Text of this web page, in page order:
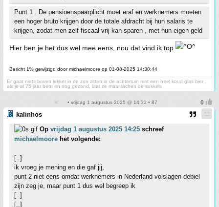
Punt 1 . De pensioenspaarplicht moet eraf en werknemers moeten
een hoger bruto krijgen door de totale afdracht bij hun salaris te
krijgen, zodat men zelf fiscaal vrij kan sparen , met hun eigen geld
Hier ben je het dus wel mee eens, nou dat vind ik top
Bericht 1% gewijzigd door michaelmoore op 01-08-2025 14:30:44
Er gaat niets boven lekker in de zon zitten in de achtertuin met een heel koud glas bier ,
als je al 75 jaar bent en nog gezond, laat ze maar lachen de sukkels
• vrijdag 1 augustus 2025 @ 14:33 • 87
kalinhos
Op vrijdag 1 augustus 2025 14:25 schreef
michaelmoore het volgende:
[..]
ik vroeg je mening en die gaf jij,
punt 2 niet eens omdat werknemers in Nederland volslagen debiel
zijn zeg je, maar punt 1 dus wel begreep ik
[..]
[..]